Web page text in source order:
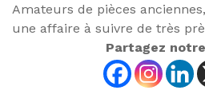
Amateurs de pièces
une affaire à suivre de très
Partagez